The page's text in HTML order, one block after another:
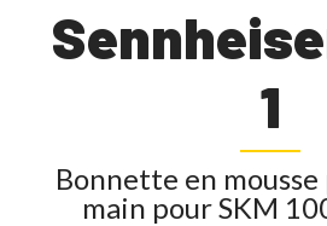
1
Bonnette en
main pour SKM